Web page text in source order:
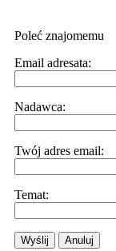
Poleć znajomemu
Email adresata:
Nadawca:
Twój adres email:
Temat:
Wyślij Anuluj